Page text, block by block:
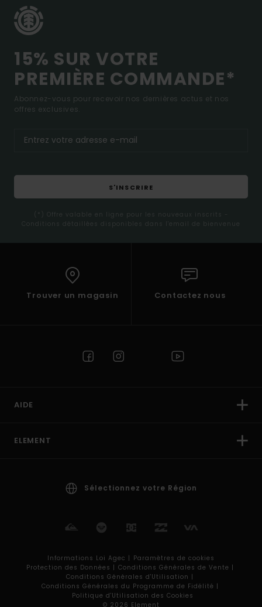
15% SUR VOTRE
PREMIÈRE COMMANDE*
Abonnez-vous pour recevoir nos dernières actus et nos
offres exclusives.
S'INSCRIRE
(*) Offre valable en ligne pour les nouveaux inscrits -
Conditions détaillées disponibles dans l'email de bienvenue
Trouver un magasin Contactez nous
AIDE
ELEMENT
Sélectionnez votre Région
Informations Loi Agec | Paramètres de cookies
Protection des Données | Conditions Générales de Vente |
Conditions Générales d'Utilisation |
Conditions Générales du Programme de Fidélité |
Politique d'Utilisation des Cookies
© 2026 Element